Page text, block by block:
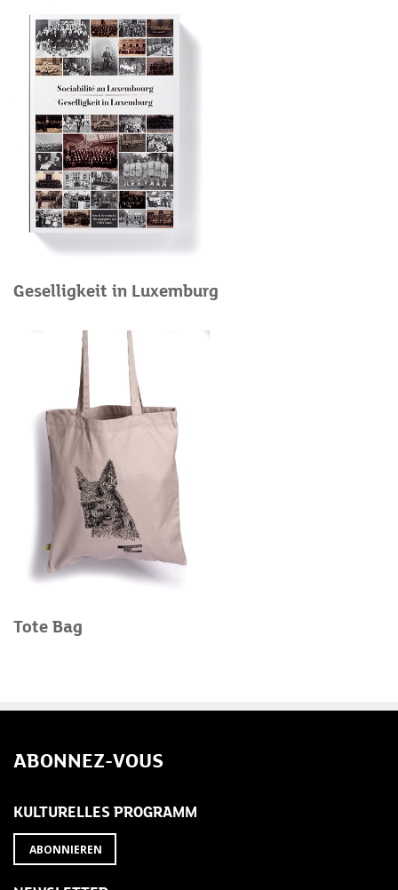
Geselligkeit in Luxemburg
Tote Bag
ABONNEZ-VOUS
KULTURELLES PROGRAMM
ABONNIEREN